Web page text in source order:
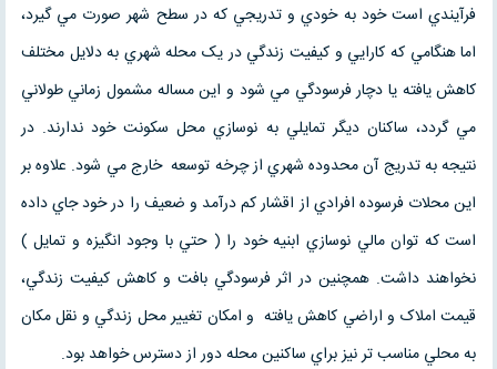
فرآيندي است خود به خودي و تدريجي که در سطح شهر صورت مي گيرد،
اما هنگامي که کارايي و کيفيت زندگي در يک محله شهري به دلايل مختلف
کاهش يافته يا دچار فرسودگي مي شود و اين مساله مشمول زماني طولاني
مي گردد، ساکنان ديگر تمايلي به نوسازي محل سکونت خود ندارند. در
نتيجه به تدريج آن محدوده شهري از چرخه توسعه خارج مي شود. علاوه بر
اين محلات فرسوده افرادي از اقشار کم درآمد و ضعيف را در خود جاي داده
است که توان مالي نوسازي ابنيه خود را ( حتي با وجود انگيزه و تمايل )
نخواهند داشت. همچنين در اثر فرسودگي بافت و کاهش کيفيت زندگي،
قيمت املاک و اراضي کاهش يافته و امکان تغيير محل زندگي و نقل مکان
به محلي مناسب تر نيز براي ساکنين محله دور از دسترس خواهد بود.